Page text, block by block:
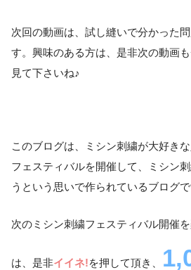
次回の動画は、試し縫いで分かった
す。興味のある方は、是非次の動画
見て下さいね♪
このブログは、ミシン刺繍が大好き
フェスティバルを開催して、ミシン
うという思いで作られているブログで
次のミシン刺繍フェスティバル開催
は、是非イイネ!を押して頂き、